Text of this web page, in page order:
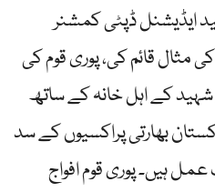
ایڈیشنل ڈپٹی کمشنر
مثال قائم کی، پوری قوم کی
شہید کے اہل خانہ کے ساتھ
بھارتی پراکسیوں کے سد
ہیں۔ پوری قوم افواج